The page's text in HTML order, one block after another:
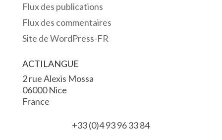
Flux des publications
Flux des commentaires
Site de WordPress-FR
ACTILANGUE
2 rue Alexis Mossa
06000 Nice
France
+33 (0)4 93 96 33 84